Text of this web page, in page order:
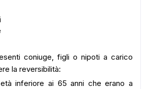
coniuge, figli o nipoti a carico
la reversibilità:
inferiore ai 65 anni che erano a